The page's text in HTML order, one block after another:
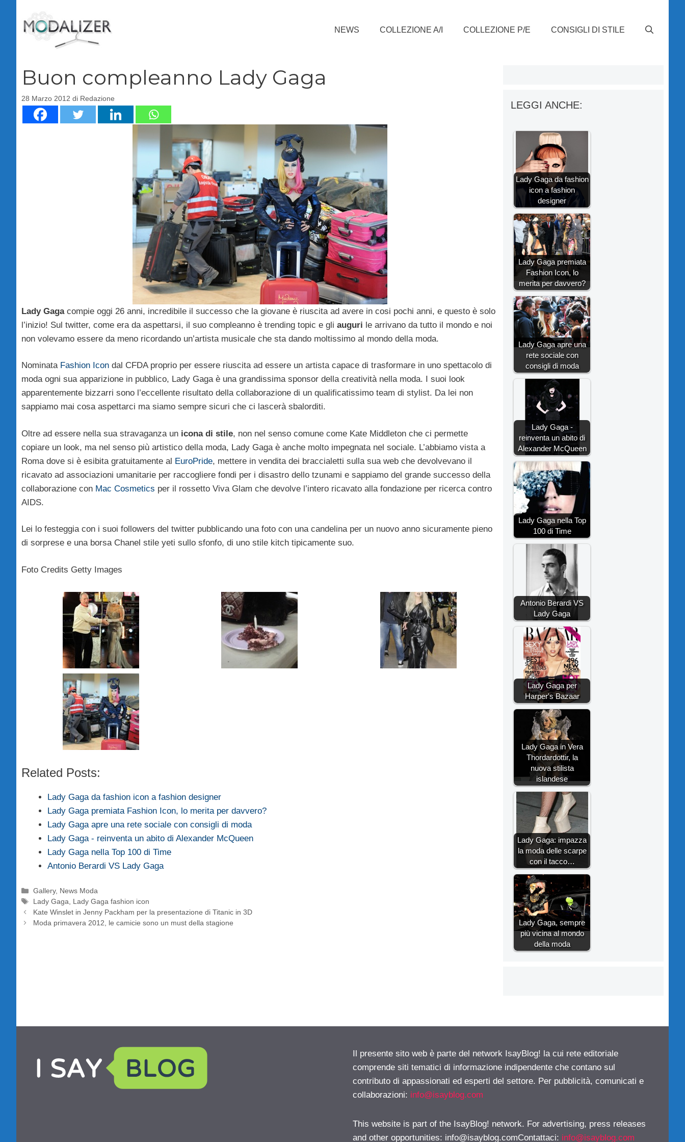
contenuto
NEWS COLLEZIONE A/I COLLEZIONE P/E CONSIGLI DI STILE
Buon compleanno Lady Gaga
28 Marzo 2012 di Redazione
Lady Gagacompie oggi 26 anni, incredibile il successo che la giovane è riuscita ad avere in cosi pochi anni, e questo è solo
l’inizio! Sul twitter, come era da aspettarsi, il suo compleanno è trending topic e gli auguri le arrivano da tutto il mondo e noi
non volevamo essere da meno ricordando un’artista musicale che sta dando moltissimo al mondo della moda.
Nominata Fashion Icon dal CFDA proprio per essere riuscita ad essere un artista capace di trasformare in uno spettacolo di
moda ogni sua apparizione in pubblico, Lady Gaga è una grandissima sponsor della creatività nella moda. I suoi look
apparentemente bizzarri sono l’eccellente risultato della collaborazione di un qualificatissimo team di stylist. Da lei non
sappiamo mai cosa aspettarci ma siamo sempre sicuri che ci lascerà sbalorditi.
Oltre ad essere nella sua stravaganza un icona di stile, non nel senso comune come Kate Middleton che ci permette
copiare un look, ma nel senso più artistico della moda, Lady Gaga è anche molto impegnata nel sociale. L’abbiamo vista a
Roma dove si è esibita gratuitamente al EuroPride, mettere in vendita dei braccialetti sulla sua web che devolvevano il
ricavato ad associazioni umanitarie per raccogliere fondi per i disastro dello tzunami e sappiamo del grande successo della
collaborazione con Mac Cosmetics per il rossetto Viva Glam che devolve l’intero ricavato alla fondazione per ricerca contro
AIDS.
Lei lo festeggia con i suoi followers del twitter pubblicando una foto con una candelina per un nuovo anno sicuramente pieno
di sorprese e una borsa Chanel stile yeti sullo sfonfo, di uno stile kitch tipicamente suo.
Foto Credits Getty Images
Related Posts:
Lady Gaga da fashion icon a fashion designer
Lady Gaga premiata Fashion Icon, lo merita per davvero?
Lady Gaga apre una rete sociale con consigli di moda
Lady Gaga - reinventa un abito di Alexander McQueen
Lady Gaga nella Top 100 di Time
Antonio Berardi VS Lady Gaga
Categorie
Gallery, News Moda
Tag
Lady Gaga, Lady Gaga fashion icon
Kate Winslet in Jenny Packham per la presentazione di Titanic in 3D
Moda primavera 2012, le camicie sono un must della stagione
LEGGI ANCHE:
Lady Gaga da fashion
icon a fashion
designer
Lady Gaga premiata
Fashion Icon, lo
merita per davvero?
Lady Gaga apre una
rete sociale con
consigli di moda
Lady Gaga -
reinventa un abito di
Alexander McQueen
Lady Gaga nella Top
100 di Time
Antonio Berardi VS
Lady Gaga
Lady Gaga per
Harper's Bazaar
Lady Gaga in Vera
Thordardottir, la
nuova stilista
islandese
Lady Gaga: impazza
la moda delle scarpe
con il tacco…
Lady Gaga, sempre
più vicina al mondo
della moda
Il presente sito web è parte del network IsayBlog! la cui rete editoriale
comprende siti tematici di informazione indipendente che contano sul
contributo di appassionati ed esperti del settore. Per pubblicità, comunicati e
collaborazioni: info@isayblog.com
This website is part of the IsayBlog! network. For advertising, press releases
and other opportunities: info@isayblog.comContattaci: info@isayblog.com